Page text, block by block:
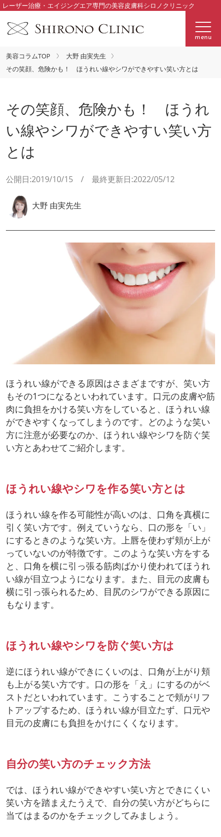
レーザー治療・エイジングエア専門の美容皮膚科シロノクリニック
menu
美容コラムTOP
大野 由実先生
その笑顔、危険かも！ ほうれい線やシワができやすい笑い方とは
その笑顔、危険かも！ ほうれ
い線やシワができやすい笑い方
とは
公開日:2019/10/15 / 最終更新日:2022/05/12
大野 由実先生
ほうれい線ができる原因はさまざまですが、笑い方
もその1つになるといわれています。口元の皮膚や筋
肉に負担をかける笑い方をしていると、ほうれい線
ができやすくなってしまうのです。どのような笑い
方に注意が必要なのか、ほうれい線やシワを防ぐ笑
い方とあわせてご紹介します。
ほうれい線やシワを作る笑い方とは
ほうれい線を作る可能性が高いのは、口角を真横に
引く笑い方です。例えていうなら、口の形を「い」
にするときのような笑い方。上唇を使わず頬が上が
っていないのが特徴です。このような笑い方をする
と、口角を横に引っ張る筋肉ばかり使われてほうれ
い線が目立つようになります。また、目元の皮膚も
横に引っ張られるため、目尻のシワができる原因に
もなります。
ほうれい線やシワを防ぐ笑い方は
逆にほうれい線ができにくいのは、口角が上がり頬
も上がる笑い方です。口の形を「え」にするのがベ
ストだといわれています。こうすることで頬がリフ
トアップするため、ほうれい線が目立たず、口元や
目元の皮膚にも負担をかけにくくなります。
自分の笑い方のチェック方法
では、ほうれい線ができやすい笑い方とできにくい
笑い方を踏まえたうえで、自分の笑い方がどちらに
当てはまるのかをチェックしてみましょう。